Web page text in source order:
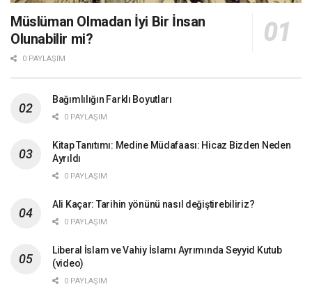
Müslüman Olmadan İyi Bir İnsan
Olunabilir mi?
0 PAYLAŞIM
Bağımlılığın Farklı Boyutları
0 PAYLAŞIM
Kitap Tanıtımı: Medine Müdafaası: Hicaz Bizden Neden
Ayrıldı
0 PAYLAŞIM
Ali Kaçar: Tarihin yönünü nasıl değiştirebiliriz?
0 PAYLAŞIM
Liberal İslam ve Vahiy İslamı Ayrımında Seyyid Kutub
(video)
0 PAYLAŞIM